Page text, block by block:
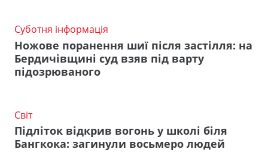
Суботня інформація
Ножове поранення шиї після застілля: на
Бердичівщині суд взяв під варту
підозрюваного
Світ
Підліток відкрив вогонь у школі біля
Бангкока: загинули восьмеро людей